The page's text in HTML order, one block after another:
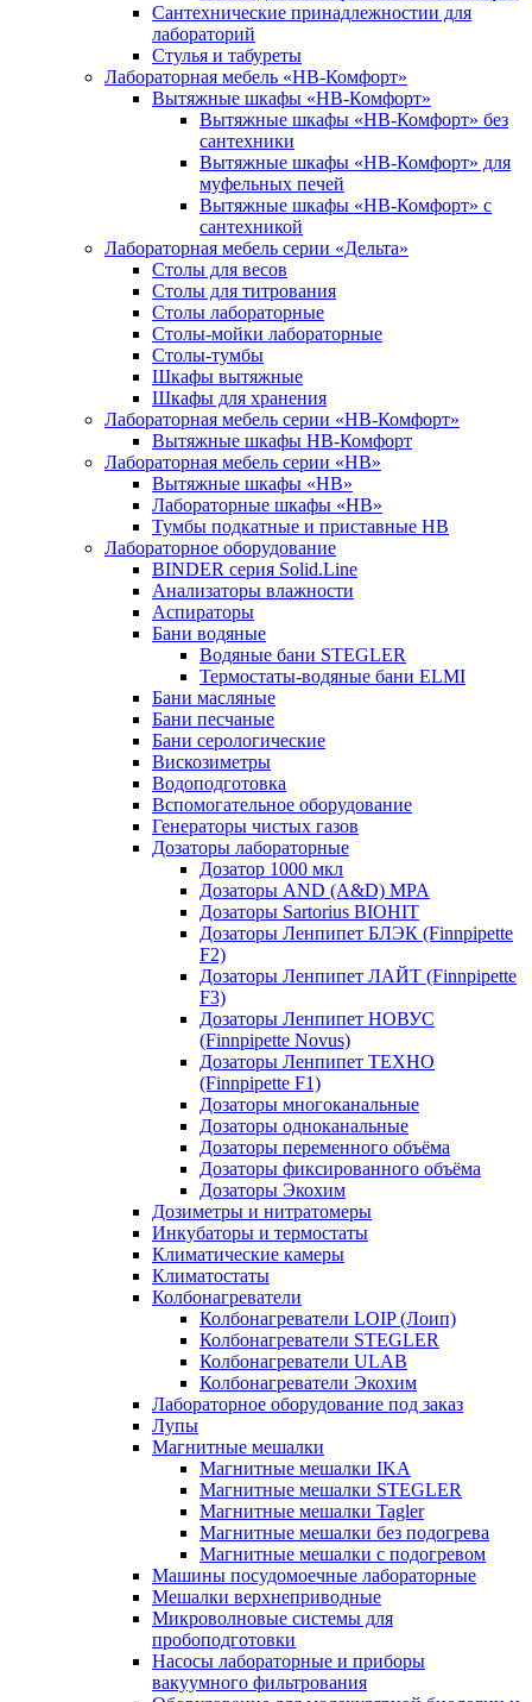
Сантехнические принадлежностии для
лабораторий
Стулья и табуреты
Лабораторная мебель «НВ-Комфорт»
Вытяжные шкафы «НВ-Комфорт»
Вытяжные шкафы «НВ-Комфорт» без
сантехники
Вытяжные шкафы «НВ-Комфорт» для
муфельных печей
Вытяжные шкафы «НВ-Комфорт» с
сантехникой
Лабораторная мебель серии «Дельта»
Столы для весов
Столы для титрования
Столы лабораторные
Столы-мойки лабораторные
Столы-тумбы
Шкафы вытяжные
Шкафы для хранения
Лабораторная мебель серии «НВ-Комфорт»
Вытяжные шкафы НВ-Комфорт
Лабораторная мебель серии «НВ»
Вытяжные шкафы «НВ»
Лабораторные шкафы «НВ»
Тумбы подкатные и приставные НВ
Лабораторное оборудование
BINDER серия Solid.Line
Анализаторы влажности
Аспираторы
Бани водяные
Водяные бани STEGLER
Термостаты-водяные бани ELMI
Бани масляные
Бани песчаные
Бани серологические
Вискозиметры
Водоподготовка
Вспомогательное оборудование
Генераторы чистых газов
Дозаторы лабораторные
Дозатор 1000 мкл
Дозаторы AND (A&D) MPA
Дозаторы Sartorius BIOHIT
Дозаторы Ленпипет БЛЭК (Finnpipette
F2)
Дозаторы Ленпипет ЛАЙТ (Finnpipette
F3)
Дозаторы Ленпипет НОВУС
(Finnpipette Novus)
Дозаторы Ленпипет ТЕХНО
(Finnpipette F1)
Дозаторы многоканальные
Дозаторы одноканальные
Дозаторы переменного объёма
Дозаторы фиксированного объёма
Дозаторы Экохим
Дозиметры и нитратомеры
Инкубаторы и термостаты
Климатические камеры
Климатостаты
Колбонагреватели
Колбонагреватели LOIP (Лоип)
Колбонагреватели STEGLER
Колбонагреватели ULAB
Колбонагреватели Экохим
Лабораторное оборудование под заказ
Лупы
Магнитные мешалки
Магнитные мешалки IKA
Магнитные мешалки STEGLER
Магнитные мешалки Tagler
Магнитные мешалки без подогрева
Магнитные мешалки с подогревом
Машины посудомоечные лабораторные
Мешалки верхнеприводные
Микроволновые системы для
пробоподготовки
Насосы лабораторные и приборы
вакуумного фильтрования